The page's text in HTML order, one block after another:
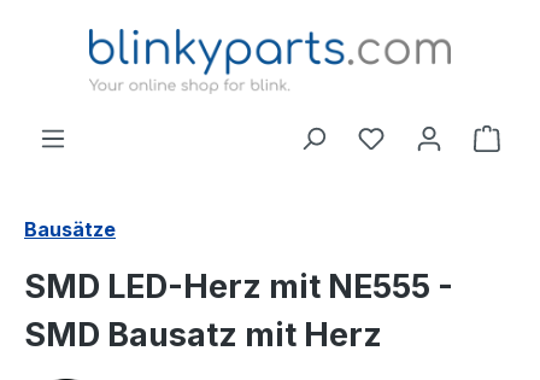
Zum Hauptinhalt springen
Bausätze
SMD LED-Herz mit NE555 -
SMD Bausatz mit Herz